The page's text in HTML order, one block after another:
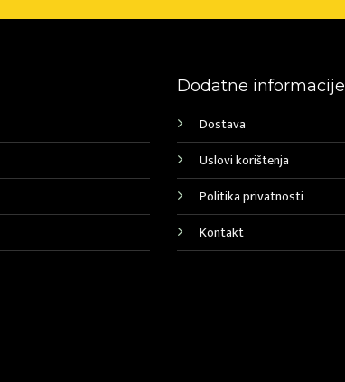
Dodatne informacije
Dostava
Uslovi korištenja
Politika privatnosti
Kontakt